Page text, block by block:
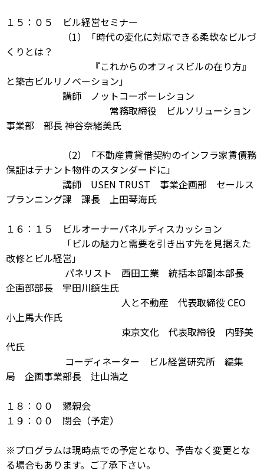
１５：０５ ビル経営セミナー
（1）「時代の変化に対応できる柔軟なビルづ
くりとは？
『これからのオフィスビルの在り方』
と築古ビルリノベーション」
講師 ノットコーポーレション
常務取締役 ビルソリューション
事業部 部長 神谷奈緒美氏
（2）「不動産賃貸借契約のインフラ家賃債務
保証はテナント物件のスタンダードに」
講師 USEN TRUST 事業企画部 セールス
プランニング課 課長 上田琴海氏
１６：１５ ビルオーナーパネルディスカッション
「ビルの魅力と需要を引き出す先を見据えた
改修とビル経営」
パネリスト 西田工業 統括本部副本部長
企画部部長 宇田川鎮生氏
人と不動産 代表取締役 CEO
小上馬大作氏
東京文化 代表取締役 内野美
代氏
コーディネーター ビル経営研究所 編集
局 企画事業部長 辻山浩之
１８：００ 懇親会
１９：００ 閉会（予定）
※プログラムは現時点での予定となり、予告なく変更とな
る場合もあります。ご了承下さい。